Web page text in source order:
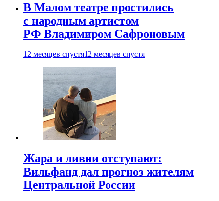
В Малом театре простились
с народным артистом
РФ Владимиром Сафроновым
12 месяцев спустя12 месяцев спустя
Жара и ливни отступают:
Вильфанд дал прогноз жителям
Центральной России